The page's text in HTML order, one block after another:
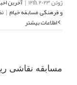
و فرهنگی,مسابقه خیام |
اطلاعات بیشتر
مسابقه نقاشی